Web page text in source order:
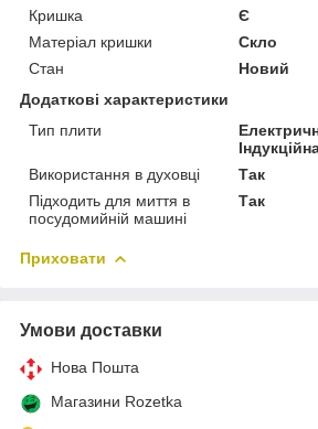
Кришка
Є
Матеріал кришки
Скло
Стан
Новий
Додаткові характеристики
Тип плити
Використання в духовці
Так
Підходить для миття в
посудомийній машині
Так
Приховати
Умови доставки
Нова Пошта
Магазини Rozetka